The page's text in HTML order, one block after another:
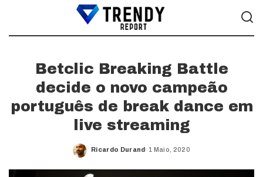
Betclic Breaking Battle
decide o novo campeão
português de break dance em
live streaming
Posted
Ricardo Durand 1 Maio, 2020